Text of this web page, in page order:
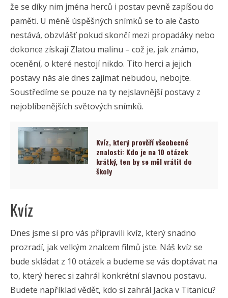
že se díky nim jména herců i postav pevně zapíšou do
paměti. U méně úspěšných snímků se to ale často
nestává, obzvlášť pokud skončí mezi propadáky nebo
dokonce získají Zlatou malinu – což je, jak známo,
ocenění, o které nestojí nikdo. Tito herci a jejich
postavy nás ale dnes zajímat nebudou, nebojte.
Soustředíme se pouze na ty nejslavnější postavy z
nejoblíbenějších světových snímků.
Kvíz, který prověří všeobecné
znalosti: Kdo je na 10 otázek
krátký, ten by se měl vrátit do
školy
Kvíz
Dnes jsme si pro vás připravili kvíz, který snadno
prozradí, jak velkým znalcem filmů jste. Náš kvíz se
bude skládat z 10 otázek a budeme se vás doptávat na
to, který herec si zahrál konkrétní slavnou postavu.
Budete například vědět, kdo si zahrál Jacka v Titanicu?